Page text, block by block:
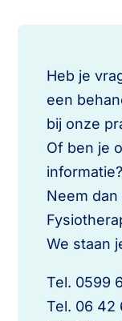
Heb je
een
bij onze
Of ben je
informatie?
Neem
We staan
Tel. 0599
Tel. 06 42